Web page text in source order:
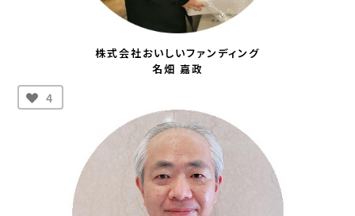
株式会社おいしいファンディング
名畑 嘉政
4